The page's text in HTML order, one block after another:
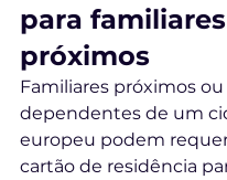
para familiares
próximos
Familiares próximos ou
dependentes de um
europeu podem
cartão de residência